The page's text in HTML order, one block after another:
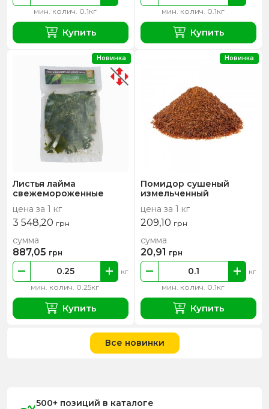
мин. колич. 0.1кг
Купить
мин. колич. 0.1кг
Купить
Листья лайма
свежемороженные
цена за 1 кг
3 548,20 грн
мин. колич. 0.25кг
кг
сумма
887,05 грн
Купить
Новинка
Помидор сушеный
измельченный
цена за 1 кг
209,10 грн
мин. колич. 0.1кг
кг
сумма
20,91 грн
Купить
Новинка
Все новинки
500+ позиций в каталоге